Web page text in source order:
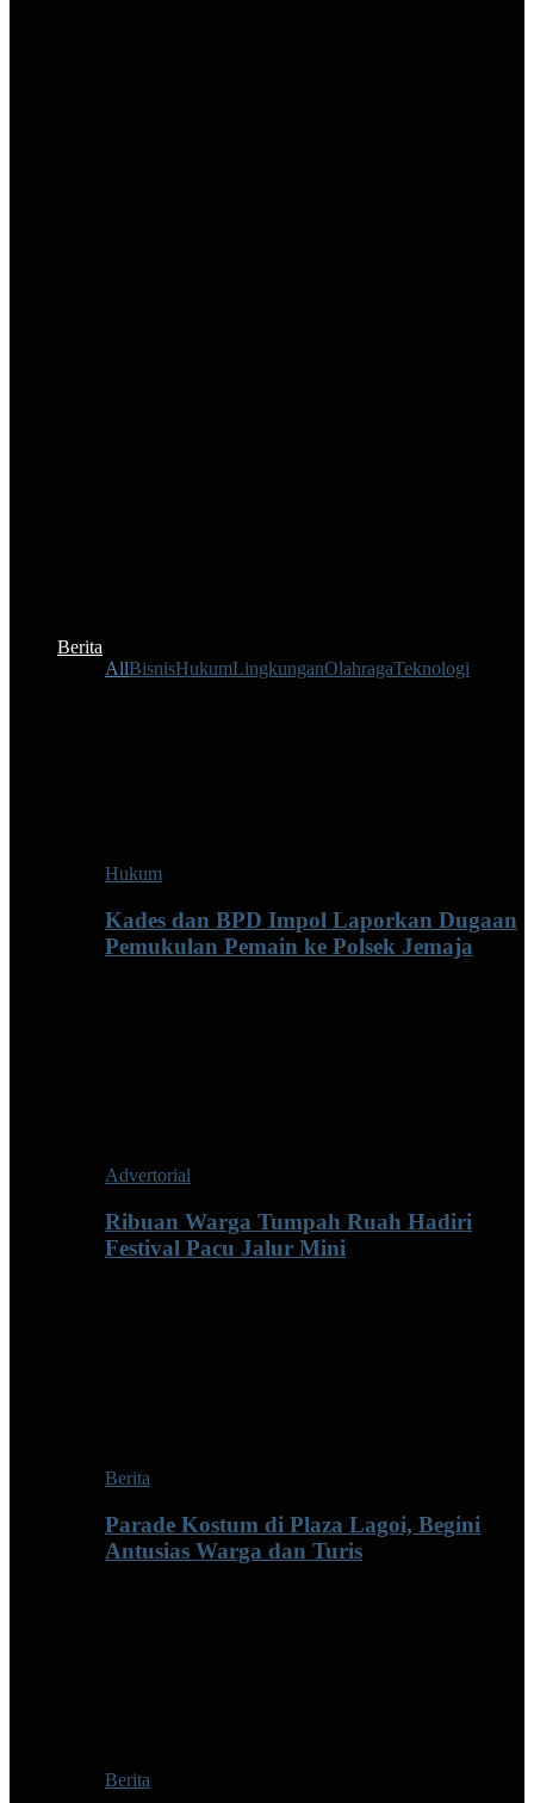
Berita
AllBisnisHukumLingkunganOlahragaTeknologi
Hukum
Kades dan BPD Impol Laporkan Dugaan
Pemukulan Pemain ke Polsek Jemaja
Advertorial
Ribuan Warga Tumpah Ruah Hadiri
Festival Pacu Jalur Mini
Berita
Parade Kostum di Plaza Lagoi, Begini
Antusias Warga dan Turis
Berita